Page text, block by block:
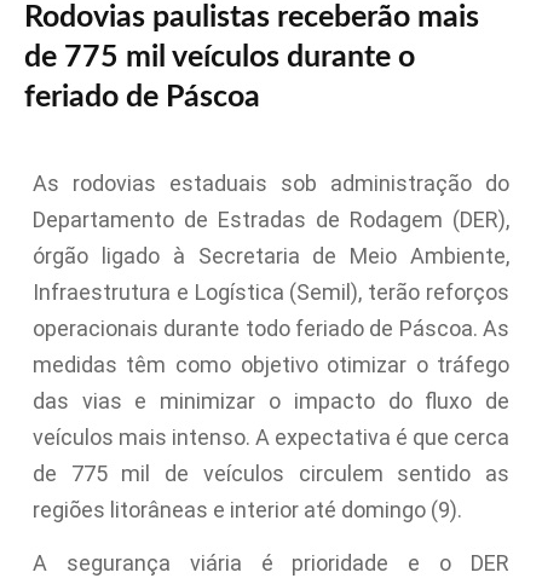
Rodovias paulistas receberão mais
de 775 mil veículos durante o
feriado de Páscoa
As rodovias estaduais sob administração do
Departamento de Estradas de Rodagem (DER),
órgão ligado à Secretaria de Meio Ambiente,
Infraestrutura e Logística (Semil), terão reforços
operacionais durante todo feriado de Páscoa. As
medidas têm como objetivo otimizar o tráfego
das vias e minimizar o impacto do fluxo de
veículos mais intenso. A expectativa é que cerca
de 775 mil de veículos circulem sentido as
regiões litorâneas e interior até domingo (9).
A segurança viária é prioridade e o DER